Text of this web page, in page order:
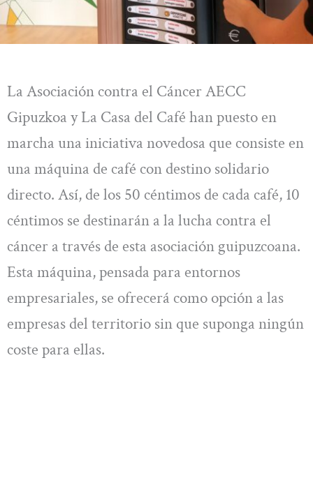
La Asociación contra el Cáncer AECC
Gipuzkoa y La Casa del Café han puesto en
marcha una iniciativa novedosa que consiste en
una máquina de café con destino solidario
directo. Así, de los 50 céntimos de cada café, 10
céntimos se destinarán a la lucha contra el
cáncer a través de esta asociación guipuzcoana.
Esta máquina, pensada para entornos
empresariales, se ofrecerá como opción a las
empresas del territorio sin que suponga ningún
coste para ellas.